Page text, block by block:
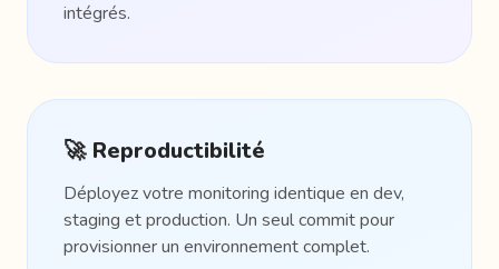
intégrés.
🚀 Reproductibilité
Déployez votre monitoring identique en dev,
staging et production. Un seul commit pour
provisionner un environnement complet.